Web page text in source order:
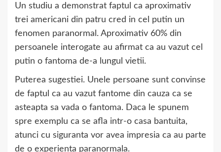
Un studiu a demonstrat faptul ca aproximativ
trei americani din patru cred in cel putin un
fenomen paranormal. Aproximativ 60% din
persoanele interogate au afirmat ca au vazut cel
putin o fantoma de-a lungul vietii.
Puterea sugestiei. Unele persoane sunt convinse
de faptul ca au vazut fantome din cauza ca se
asteapta sa vada o fantoma. Daca le spunem
spre exemplu ca se afla intr-o casa bantuita,
atunci cu siguranta vor avea impresia ca au parte
de o experienta paranormala.